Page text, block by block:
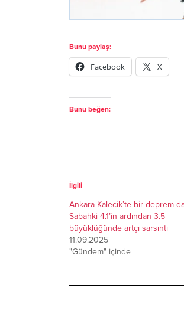
Bunu paylaş:
Facebook X
Bunu beğen:
İlgili
Ankara Kalecik’te bir deprem
Sabahki 4.1’in ardından 3.5
büyüklüğünde artçı sarsıntı
11.09.2025
"Gündem" içinde